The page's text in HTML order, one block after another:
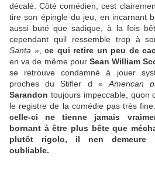
décalé. Côté comédien, cest
tire son épingle du jeu, en incarnant
aussi buté que sadique, à la fois
cependant quil ressemble trop à
Santa », ce qui retire un peu de
en va de même pour Sean William
se retrouve condamné à jouer
proches du Stifler d «American
Sarandon toujours impeccable,
le registre de la comédie pas très fine.
celle-ci ne tienne jamais
bornant à être plus bête que
plutôt rigolo, il nen demeure
oubliable.